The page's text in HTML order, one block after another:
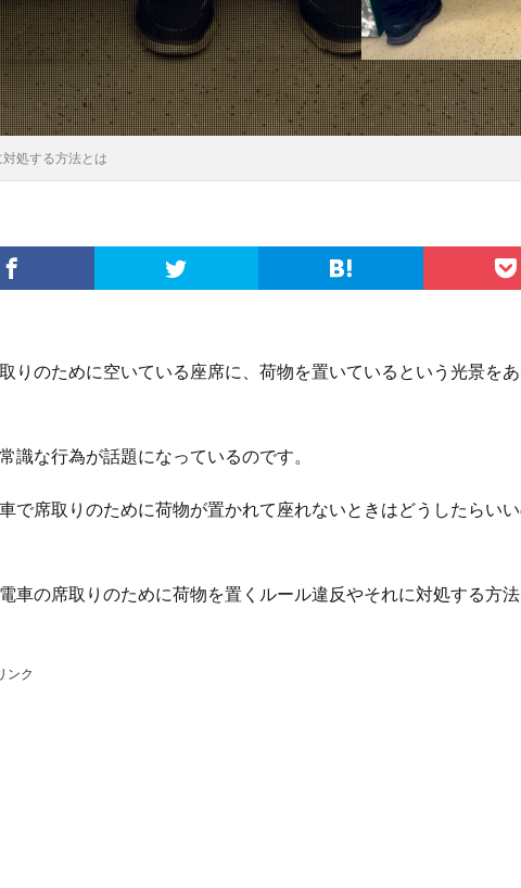
処する方法とは
りのために空いている座席に、荷物を置いているという光景を
識な行為が話題になっているのです。
で席取りのために荷物が置かれて座れないときはどうしたらい
車の席取りのために荷物を置くルール違反やそれに対処する方
ンク